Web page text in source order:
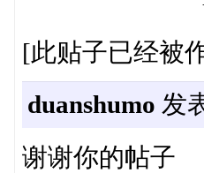
[此贴子已经被
duanshumo 发
谢谢你的帖子